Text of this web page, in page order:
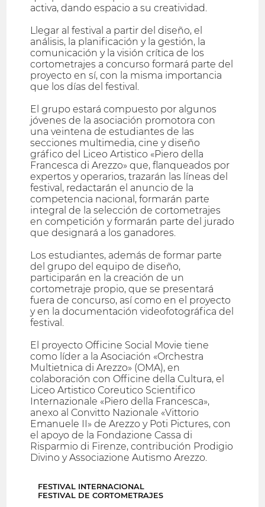
activa, dando espacio a su creatividad.
Llegar al festival a partir del diseño, el
análisis, la planificación y la gestión, la
comunicación y la visión crítica de los
cortometrajes a concurso formará parte del
proyecto en sí, con la misma importancia
que los días del festival.
El grupo estará compuesto por algunos
jóvenes de la asociación promotora con
una veintena de estudiantes de las
secciones multimedia, cine y diseño
gráfico del Liceo Artistico «Piero della
Francesca di Arezzo» que, flanqueados por
expertos y operarios, trazarán las líneas del
festival, redactarán el anuncio de la
competencia nacional, formarán parte
integral de la selección de cortometrajes
en competición y formarán parte del jurado
que designará a los ganadores.
Los estudiantes, además de formar parte
del grupo del equipo de diseño,
participarán en la creación de un
cortometraje propio, que se presentará
fuera de concurso, así como en el proyecto
y en la documentación videofotográfica del
festival.
El proyecto Officine Social Movie tiene
como líder a la Asociación «Orchestra
Multietnica di Arezzo» (OMA), en
colaboración con Officine della Cultura, el
Liceo Artistico Coreutico Scientifico
Internazionale «Piero della Francesca»,
anexo al Convitto Nazionale «Vittorio
Emanuele II» de Arezzo y Poti Pictures, con
el apoyo de la Fondazione Cassa di
Risparmio di Firenze, contribución Prodigio
Divino y Associazione Autismo Arezzo.
FESTIVAL INTERNACIONAL
FESTIVAL DE CORTOMETRAJES